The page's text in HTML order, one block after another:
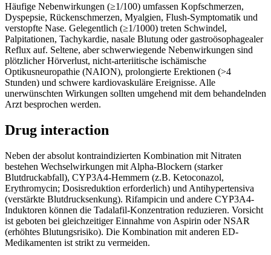
Häufige Nebenwirkungen (≥1/100) umfassen Kopfschmerzen,
Dyspepsie, Rückenschmerzen, Myalgien, Flush-Symptomatik und
verstopfte Nase. Gelegentlich (≥1/1000) treten Schwindel,
Palpitationen, Tachykardie, nasale Blutung oder gastroösophagealer
Reflux auf. Seltene, aber schwerwiegende Nebenwirkungen sind
plötzlicher Hörverlust, nicht-arteriitische ischämische
Optikusneuropathie (NAION), prolongierte Erektionen (>4
Stunden) und schwere kardiovaskuläre Ereignisse. Alle
unerwünschten Wirkungen sollten umgehend mit dem behandelnden
Arzt besprochen werden.
Drug interaction
Neben der absolut kontraindizierten Kombination mit Nitraten
bestehen Wechselwirkungen mit Alpha-Blockern (starker
Blutdruckabfall), CYP3A4-Hemmern (z.B. Ketoconazol,
Erythromycin; Dosisreduktion erforderlich) und Antihypertensiva
(verstärkte Blutdrucksenkung). Rifampicin und andere CYP3A4-
Induktoren können die Tadalafil-Konzentration reduzieren. Vorsicht
ist geboten bei gleichzeitiger Einnahme von Aspirin oder NSAR
(erhöhtes Blutungsrisiko). Die Kombination mit anderen ED-
Medikamenten ist strikt zu vermeiden.